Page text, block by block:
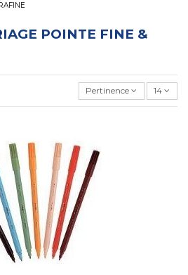
POINTE FINE &
Pertinence 14